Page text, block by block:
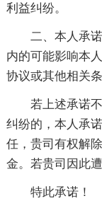
利益纠纷。
二、本人承
内的可能影响本
协议或其他相关条
若上述承诺
纠纷的，本人承
任，贵司有权解
金。若贵司因此
特此承诺！